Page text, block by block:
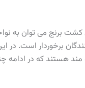
کشت برنج می توان به
برخوردار است. در